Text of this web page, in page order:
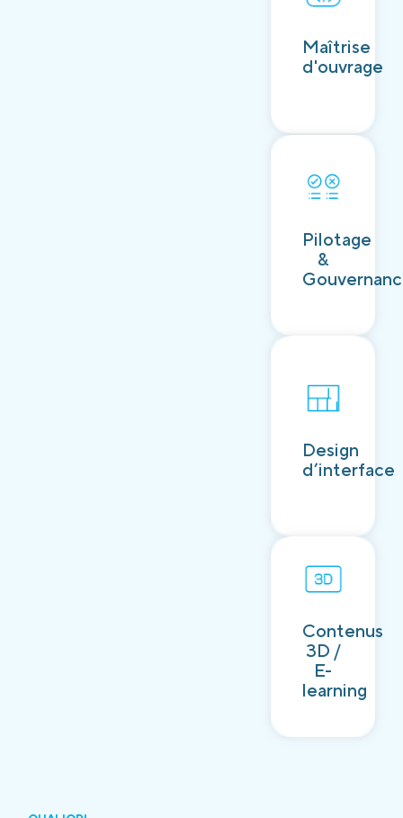
Maîtrise
d'ouvrage
Pilotage
&
Découvrir
Design
d’interface
Contenus
3D /
E-
learning
Découvrir